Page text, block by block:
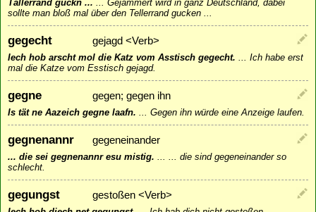
Tallerrand guckn ...
Gejammert wird in ganz Deutschland, dabei
sollte man bloß mal über den Tellerrand gucken ...
gegecht gejagd <Verb>
Iech hob arscht mol die Katz vom Asstisch gegecht.
Ich habe erst
mal die Katze vom Esstisch gejagd.
gegne gegen; gegen ihn
Is tät ne Aazeich gegne laafn. Gegen ihn würde eine Anzeige laufen.
gegnenannr gegeneinander
... die sei gegnenannr esu mistig.
... die sind gegeneinander so
schlecht.
gegungst gestoßen <Verb>